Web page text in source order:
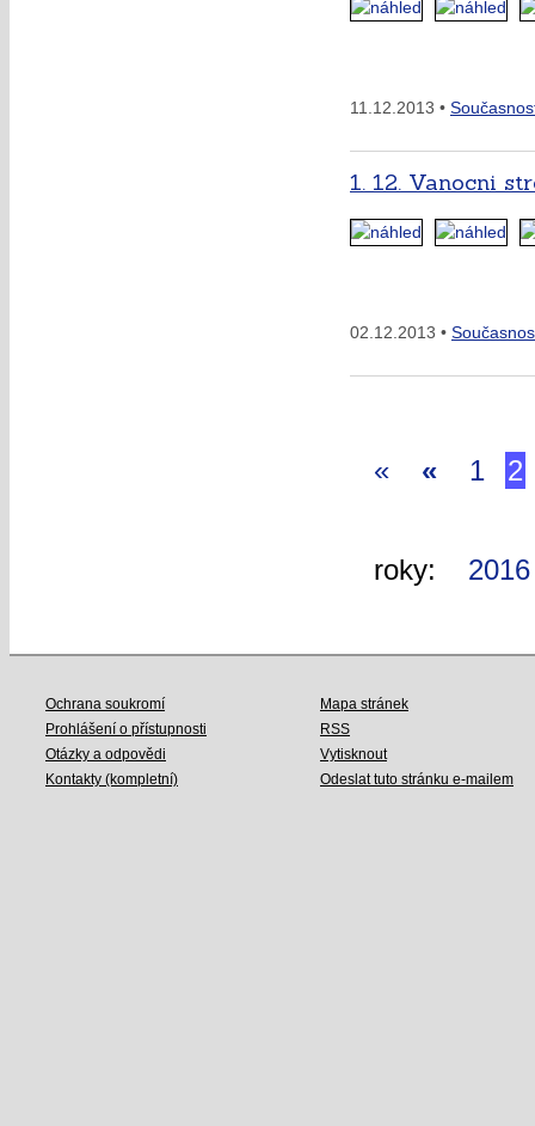
11.12.2013 •
1. 12. Vanocni
02.12.2013 •
« « 1 2
roky: 2016
Ochrana soukromí
Prohlášení o přístupnosti
Otázky a odpovědi
Kontakty (kompletní)
Mapa stránek
RSS
Vytisknout
Odeslat tuto stránku e-mailem